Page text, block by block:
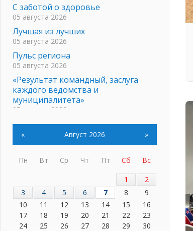
С заботой о здоровье
05 августа 2026
Лучшая из лучших
05 августа 2026
Пульс региона
05 августа 2026
«Результат командный, заслуга
каждого ведомства и
муниципалитета»
05 августа 2026
Вдохновлять, просвещать и
объединять!
05 августа 2026
Не оставят в беде
05 августа 2026
На лидирующих позициях
04 августа 2026
Итоги конкурса «Лучший работник
Кадрового центра – 2026»
подведены!
« Август 2026 »
Пн Вт Ср Чт Пт Сб
Вс
1
2
3
4 5 6 7 8
9
10
11 12 13 14 15
16
17
18 19 20 21 22
23
24
25 26 27 28 29 30